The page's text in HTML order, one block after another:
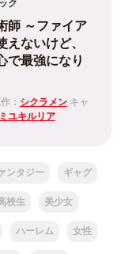
ク
師 ～ファイア
えないけど、
で最強になり
： シクラメンキャ
ミユキルリア
ンタジー ギャグ
校生 美少女
ハーレム 女性